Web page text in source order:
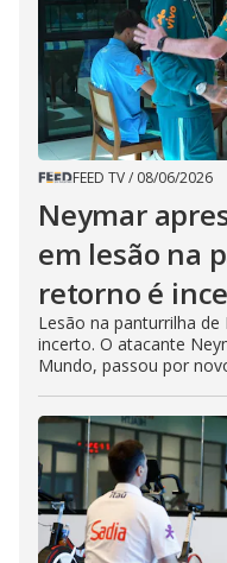
FEED TV/ 08/06/2026
Neymar
em lesão na
retorno é
Lesão na panturrilha
incerto. O atacante
Mundo, passou por